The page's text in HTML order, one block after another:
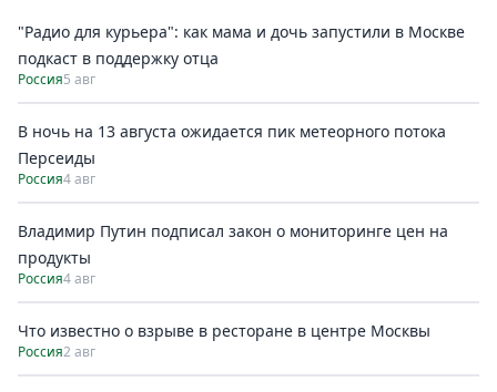
"Радио для курьера": как мама и дочь запустили в Москве
подкаст в поддержку отца
Россия5 авг
В ночь на 13 августа ожидается пик метеорного потока
Персеиды
Россия4 авг
Владимир Путин подписал закон о мониторинге цен на
продукты
Россия4 авг
Что известно о взрыве в ресторане в центре Москвы
Россия2 авг